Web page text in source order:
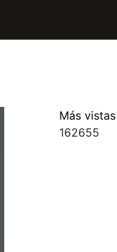
Más vistas
162655